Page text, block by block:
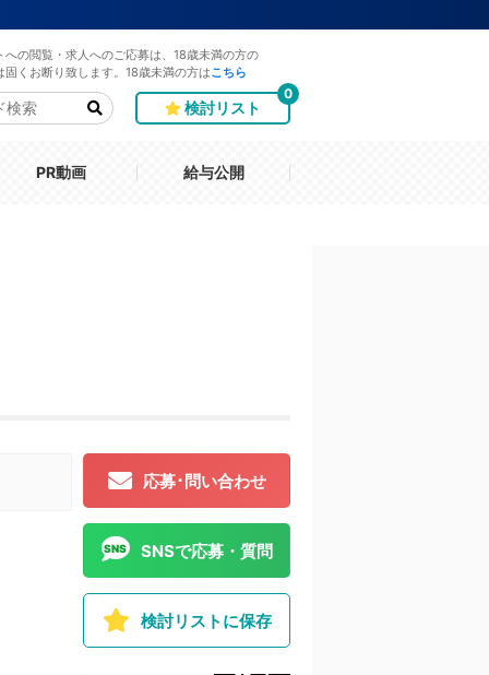
への閲覧・求人へのご応募は、18歳未満の方の
固くお断り致します。18歳未満の方は こちら
検討リスト
0
PR動画 給与公開
応募･問い合わせ
SNSで応募・質問
検討リストに保存